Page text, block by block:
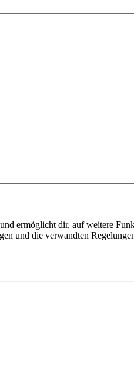
ermöglicht dir, auf weitere
und die verwandten